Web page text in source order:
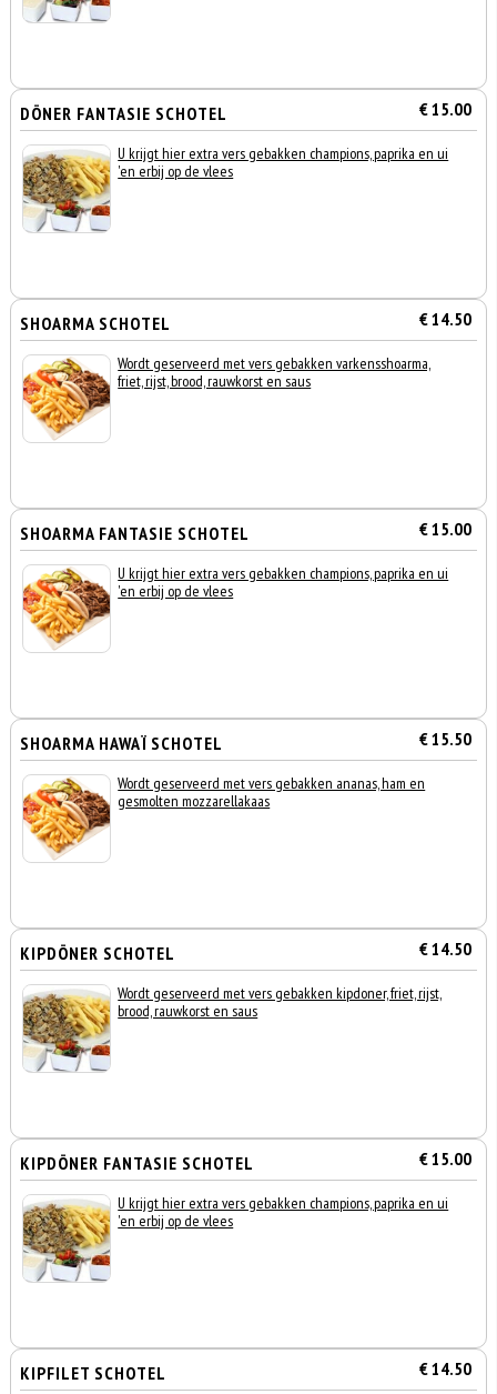
DÖNER FANTASIE SCHOTEL € 15.00
U krijgt hier extra vers gebakken champions, paprika en ui
'en erbij op de vlees
SHOARMA SCHOTEL € 14.50
Wordt geserveerd met vers gebakken varkensshoarma,
friet, rijst, brood, rauwkorst en saus
SHOARMA FANTASIE SCHOTEL € 15.00
U krijgt hier extra vers gebakken champions, paprika en ui
'en erbij op de vlees
SHOARMA HAWAÏ SCHOTEL € 15.50
Wordt geserveerd met vers gebakken ananas, ham en
gesmolten mozzarellakaas
KIPDÖNER SCHOTEL € 14.50
Wordt geserveerd met vers gebakken kipdoner, friet, rijst,
brood, rauwkorst en saus
KIPDÖNER FANTASIE SCHOTEL € 15.00
U krijgt hier extra vers gebakken champions, paprika en ui
'en erbij op de vlees
KIPFILET SCHOTEL € 14.50